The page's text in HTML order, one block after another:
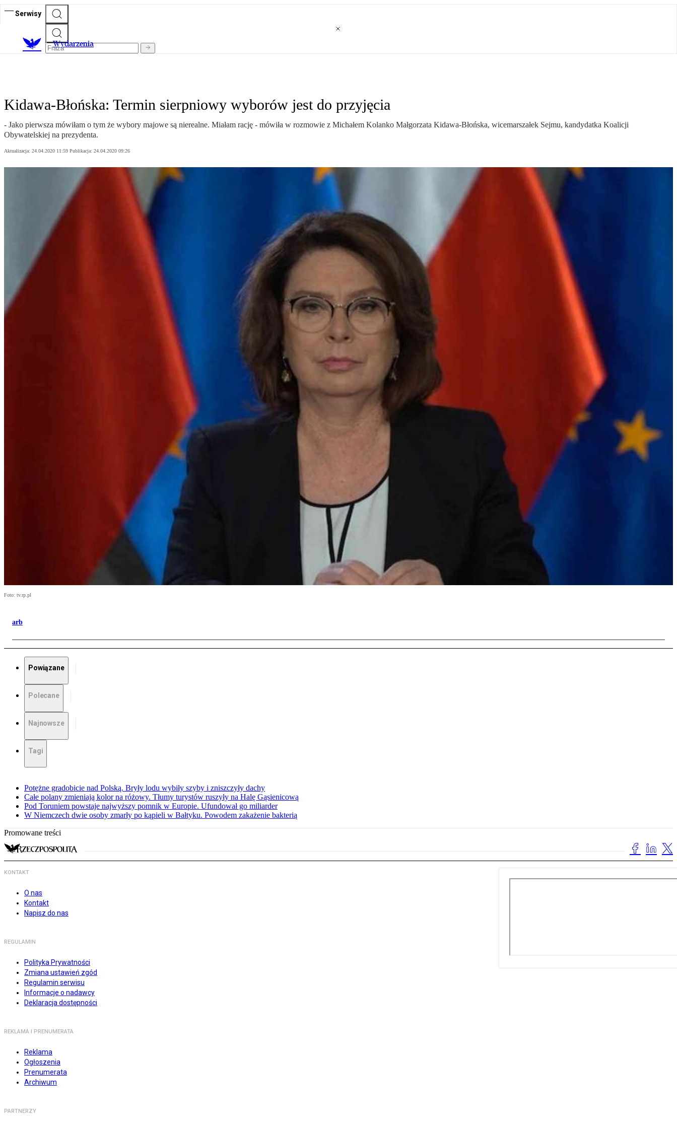
Serwisy
Wydarzenia
Kidawa-Błońska: Termin sierpniowy wyborów jest do przyjęcia
- Jako pierwsza mówiłam o tym że wybory majowe są nierealne. Miałam rację - mówiła w rozmowie z Michałem Kolanko Małgorzata Kidawa-Błońska, wicemarszałek Sejmu, kandydatka Koalicji
Obywatelskiej na prezydenta.
Aktualizacja: 24.04.2020 11:59 Publikacja: 24.04.2020 09:26
Foto: tv.rp.pl
arb
Powiązane
Polecane
Najnowsze
Tagi
Potężne gradobicie nad Polską. Bryły lodu wybiły szyby i zniszczyły dachy
Całe polany zmieniają kolor na różowy. Tłumy turystów ruszyły na Halę Gąsienicową
Pod Toruniem powstaje najwyższy pomnik w Europie. Ufundował go miliarder
W Niemczech dwie osoby zmarły po kąpieli w Bałtyku. Powodem zakażenie bakterią
Promowane treści
KONTAKT
O nas
Kontakt
Napisz do nas
REGULAMIN
Polityka Prywatności
Zmiana ustawień zgód
Regulamin serwisu
Informacje o nadawcy
Deklaracja dostępności
REKLAMA I PRENUMERATA
Reklama
Ogłoszenia
Prenumerata
Archiwum
PARTNERZY